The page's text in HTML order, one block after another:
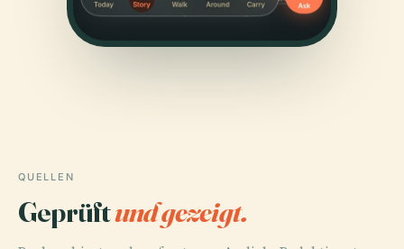
QUELLEN
Geprüftund gezeigt.